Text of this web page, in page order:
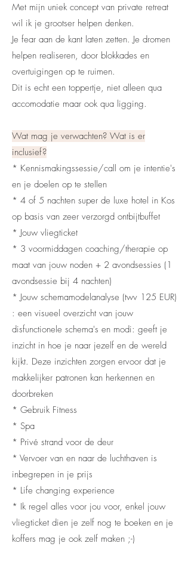
Met mijn uniek concept van private retreat
wil ik je grootser helpen denken.
Je fear aan de kant laten zetten. Je dromen
helpen realiseren, door blokkades en
overtuigingen op te ruimen.
Dit is echt een toppertje, niet alleen qua
accomodatie maar ook qua ligging.
Wat mag je verwachten? Wat is er
inclusief?
​* Kennismakingssessie/call om je intentie's
en je doelen op te stellen
* 4 of 5 nachten super de luxe hotel in Kos
op basis van zeer verzorgd ontbijtbuffet
* Jouw vliegticket
* 3 voormiddagen coaching/therapie op
maat van jouw noden + 2 avondsessies (1
avondsessie bij 4 nachten)
* Jouw schemamodelanalyse (twv 125 EUR)
: een visueel overzicht van jouw
disfunctionele schema's en modi: geeft je
inzicht in hoe je naar jezelf en de wereld
kijkt. Deze inzichten zorgen ervoor dat je
makkelijker patronen kan herkennen en
doorbreken
* Gebruik Fitness
* Spa
* Privé strand voor de deur
* Vervoer van en naar de luchthaven is
inbegrepen in je prijs
* Life changing experience
* Ik regel alles voor jou voor, enkel jouw
vliegticket dien je zelf nog te boeken en je
koffers mag je ook zelf maken ;-)